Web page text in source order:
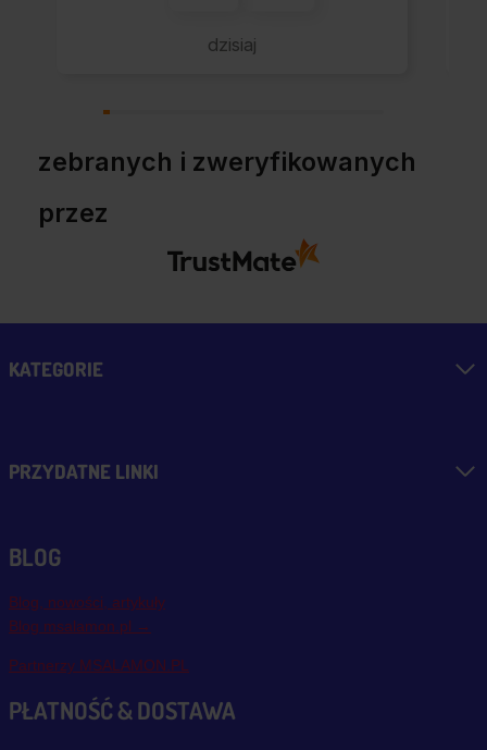
wszystko perfekt.
dzisiaj
zebranych i zweryfikowanych
przez
KATEGORIE
PRZYDATNE LINKI
BLOG
Blog, nowości, artykuły
Blog msalamon.pl →
Partnerzy MSALAMON.PL
PŁATNOŚĆ & DOSTAWA